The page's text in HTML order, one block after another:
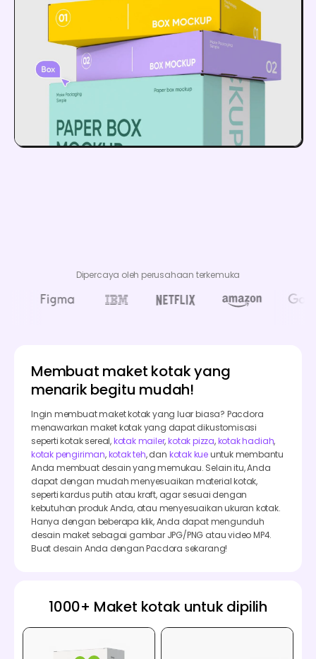
Dipercaya oleh perusahaan terkemuka
Membuat maket kotak yang
menarik begitu mudah!
Ingin membuat maket kotak yang luar biasa? Pacdora
menawarkan maket kotak yang dapat dikustomisasi
seperti kotak sereal,kotak mailer,kotak pizza,kotak hadiah,
kotak pengiriman,kotak teh, dan kotak kueuntuk membantu
Anda membuat desain yang memukau. Selain itu, Anda
dapat dengan mudah menyesuaikan material kotak,
seperti kardus putih atau kraft, agar sesuai dengan
kebutuhan produk Anda, atau menyesuaikan ukuran kotak.
Hanya dengan beberapa klik, Anda dapat mengunduh
desain maket sebagai gambar JPG/PNG atau video MP4.
Buat desain Anda dengan Pacdora sekarang!
1000+ Maket kotak untuk dipilih